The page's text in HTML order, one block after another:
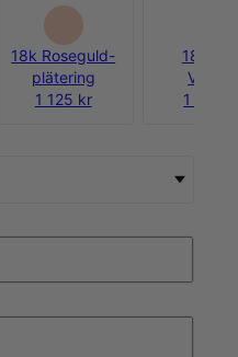
18k Roseguld-
plätering
1 125 kr
18k
1 500